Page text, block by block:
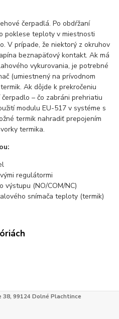
čerpadlá. Po obdŕžaní
poklese teploty v miestnosti
V prípade, že niektorý z okruhov
beznapäťový kontakt. Ak má
vykurovania, je potrebné
(umiestnený na prívodnom
Ak dôjde k prekročeniu
– čo zabráni prehriatiu
modulu EU-517 v systéme s
termik nahradiť prepojením
termika.
regulátormi
výstupu (NO/COM/NC)
snímača teploty (termik)
38, 99124 Dolné Plachtince